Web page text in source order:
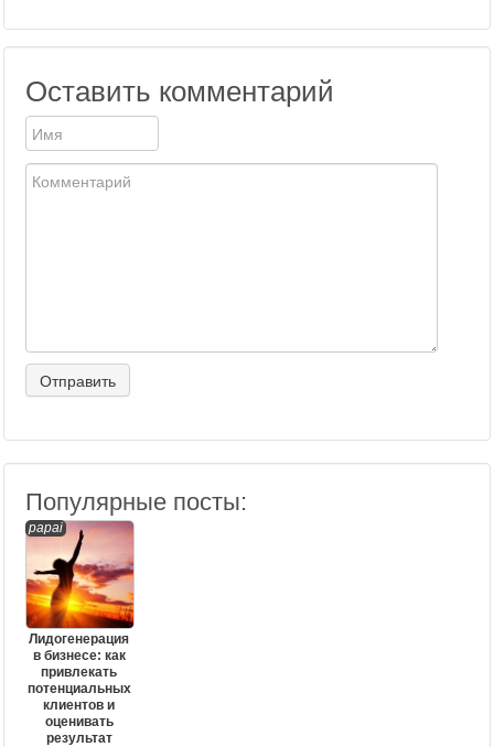
Оставить комментарий
Популярные посты:
papai
Лидогенерация
в бизнесе: как
привлекать
потенциальных
клиентов и
оценивать
результат